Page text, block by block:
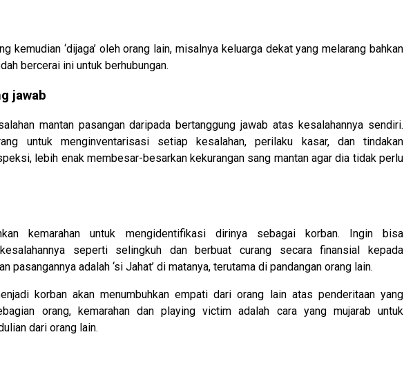
kemudian ‘dijaga’ oleh orang lain, misalnya keluarga dekat yang melarang bahkan
bercerai ini untuk berhubungan.
jawab
mantan pasangan daripada bertanggung jawab atas kesalahannya sendiri.
untuk menginventarisasi setiap kesalahan, perilaku kasar, dan tindakan
lebih enak membesar-besarkan kekurangan sang mantan agar dia tidak perlu
kemarahan untuk mengidentifikasi dirinya sebagai korban. Ingin bisa
seperti selingkuh dan berbuat curang secara finansial kepada
pasangannya adalah ‘si Jahat’ di matanya, terutama di pandangan orang lain.
korban akan menumbuhkan empati dari orang lain atas penderitaan yang
orang, kemarahan dan playing victim adalah cara yang mujarab untuk
dari orang lain.